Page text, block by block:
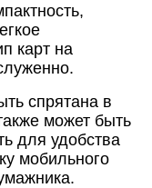
карт на
спрятана в
может быть
для удобства
мобильного